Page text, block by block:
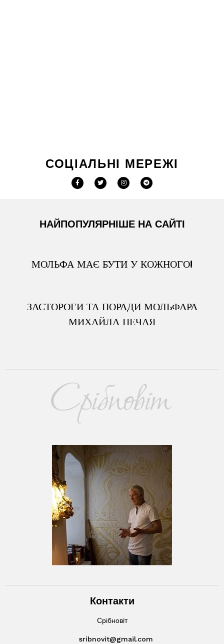
СОЦІАЛЬНІ МЕРЕЖІ
НАЙПОПУЛЯРНІШЕ НА САЙТІ
МОЛЬФА МАЄ БУТИ У КОЖНОГО!
ЗАСТОРОГИ ТА ПОРАДИ МОЛЬФАРА
МИХАЙЛА НЕЧАЯ
Контакти
Срібновіт
sribnovit@gmail.com